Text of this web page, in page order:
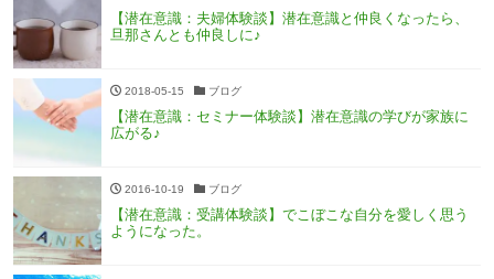
【潜在意識：夫婦体験談】潜在意識と仲良くなったら、
旦那さんとも仲良しに♪
2018-05-15 ブログ
【潜在意識：セミナー体験談】潜在意識の学びが家族に
広がる♪
2016-10-19 ブログ
【潜在意識：受講体験談】でこぼこな自分を愛しく思う
ようになった。